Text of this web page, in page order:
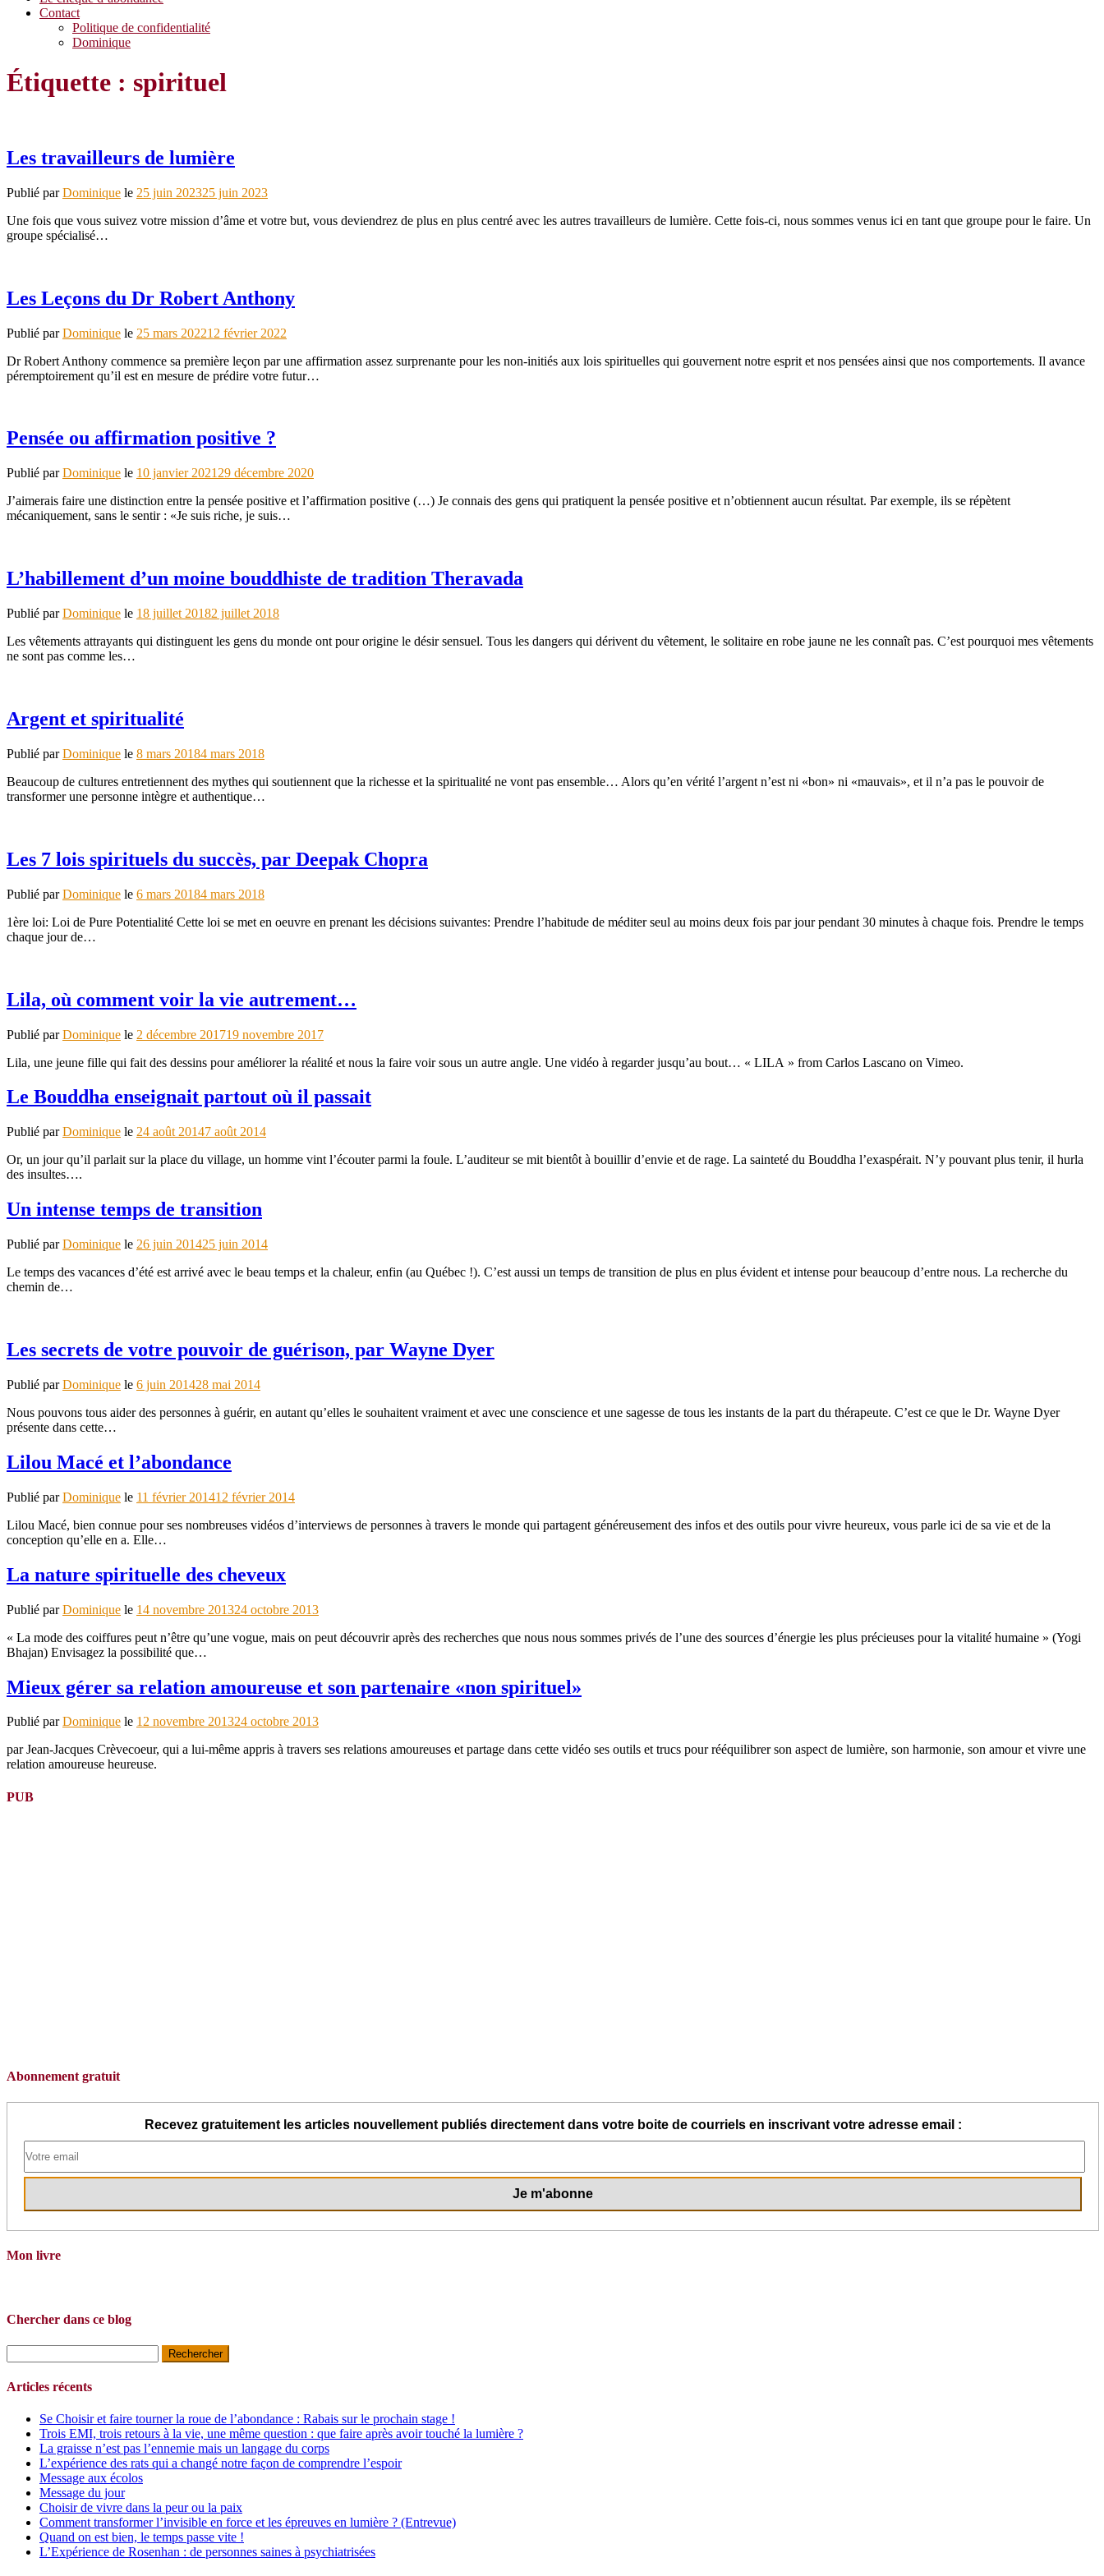
Contact
Politique de confidentialité
Dominique
Étiquette : spirituel
Les travailleurs de lumière
Publié parDominique le 25 juin 202325 juin 2023
Une fois que vous suivez votre mission d’âme et votre but, vous deviendrez de plus en plus centré avec les autres travailleurs de lumière. Cette fois-ci, nous sommes venus ici en tant que groupe pour le faire. Un
groupe spécialisé…
Les Leçons du Dr Robert Anthony
Publié parDominique le 25 mars 202212 février 2022
Dr Robert Anthony commence sa première leçon par une affirmation assez surprenante pour les non-initiés aux lois spirituelles qui gouvernent notre esprit et nos pensées ainsi que nos comportements. Il avance
péremptoirement qu’il est en mesure de prédire votre futur…
Pensée ou affirmation positive ?
Publié parDominique le 10 janvier 2021 29 décembre 2020
J’aimerais faire une distinction entre la pensée positive et l’affirmation positive (…) Je connais des gens qui pratiquent la pensée positive et n’obtiennent aucun résultat. Par exemple, ils se répètent
mécaniquement, sans le sentir : «Je suis riche, je suis…
L’habillement d’un moine bouddhiste de tradition Theravada
Publié parDominique le 18 juillet 20182 juillet 2018
Les vêtements attrayants qui distinguent les gens du monde ont pour origine le désir sensuel. Tous les dangers qui dérivent du vêtement, le solitaire en robe jaune ne les connaît pas. C’est pourquoi mes vêtements
ne sont pas comme les…
Argent et spiritualité
Publié parDominique le 8 mars 20184 mars 2018
Beaucoup de cultures entretiennent des mythes qui soutiennent que la richesse et la spiritualité ne vont pas ensemble… Alors qu’en vérité l’argent n’est ni «bon» ni «mauvais», et il n’a pas le pouvoir de
transformer une personne intègre et authentique…
Les 7 lois spirituels du succès, par Deepak Chopra
Publié parDominique le 6 mars 20184 mars 2018
1ère loi: Loi de Pure Potentialité Cette loi se met en oeuvre en prenant les décisions suivantes: Prendre l’habitude de méditer seul au moins deux fois par jour pendant 30 minutes à chaque fois. Prendre le temps
chaque jour de…
Lila, où comment voir la vie autrement…
Publié parDominique le 2 décembre 201719 novembre 2017
Lila, une jeune fille qui fait des dessins pour améliorer la réalité et nous la faire voir sous un autre angle. Une vidéo à regarder jusqu’au bout… « LILA » from Carlos Lascano on Vimeo.
Le Bouddha enseignait partout où il passait
Publié parDominique le 24 août 20147 août 2014
Or, un jour qu’il parlait sur la place du village, un homme vint l’écouter parmi la foule. L’auditeur se mit bientôt à bouillir d’envie et de rage. La sainteté du Bouddha l’exaspérait. N’y pouvant plus tenir, il hurla
des insultes….
Un intense temps de transition
Publié parDominique le 26 juin 201425 juin 2014
Le temps des vacances d’été est arrivé avec le beau temps et la chaleur, enfin (au Québec !). C’est aussi un temps de transition de plus en plus évident et intense pour beaucoup d’entre nous. La recherche du
chemin de…
Les secrets de votre pouvoir de guérison, par Wayne Dyer
Publié parDominique le 6 juin 201428 mai 2014
Nous pouvons tous aider des personnes à guérir, en autant qu’elles le souhaitent vraiment et avec une conscience et une sagesse de tous les instants de la part du thérapeute. C’est ce que le Dr. Wayne Dyer
présente dans cette…
Lilou Macé et l’abondance
Publié parDominique le 11 février 201412 février 2014
Lilou Macé, bien connue pour ses nombreuses vidéos d’interviews de personnes à travers le monde qui partagent généreusement des infos et des outils pour vivre heureux, vous parle ici de sa vie et de la
conception qu’elle en a. Elle…
La nature spirituelle des cheveux
Publié parDominique le 14 novembre 201324 octobre 2013
« La mode des coiffures peut n’être qu’une vogue, mais on peut découvrir après des recherches que nous nous sommes privés de l’une des sources d’énergie les plus précieuses pour la vitalité humaine » (Yogi
Bhajan) Envisagez la possibilité que…
Mieux gérer sa relation amoureuse et son partenaire «non spirituel»
Publié parDominique le 12 novembre 201324 octobre 2013
par Jean-Jacques Crèvecoeur, qui a lui-même appris à travers ses relations amoureuses et partage dans cette vidéo ses outils et trucs pour rééquilibrer son aspect de lumière, son harmonie, son amour et vivre une
relation amoureuse heureuse.
PUB
Abonnement gratuit
Recevez gratuitement les articles nouvellement publiés directement dans votre boite de courriels en inscrivant votre adresse email :
Mon livre
Chercher dans ce blog
Articles récents
Se Choisir et faire tourner la roue de l’abondance : Rabais sur le prochain stage !
Trois EMI, trois retours à la vie, une même question : que faire après avoir touché la lumière ?
La graisse n’est pas l’ennemie mais un langage du corps
L’expérience des rats qui a changé notre façon de comprendre l’espoir
Message aux écolos
Message du jour
Choisir de vivre dans la peur ou la paix
Comment transformer l’invisible en force et les épreuves en lumière ? (Entrevue)
Quand on est bien, le temps passe vite !
L’Expérience de Rosenhan : de personnes saines à psychiatrisées